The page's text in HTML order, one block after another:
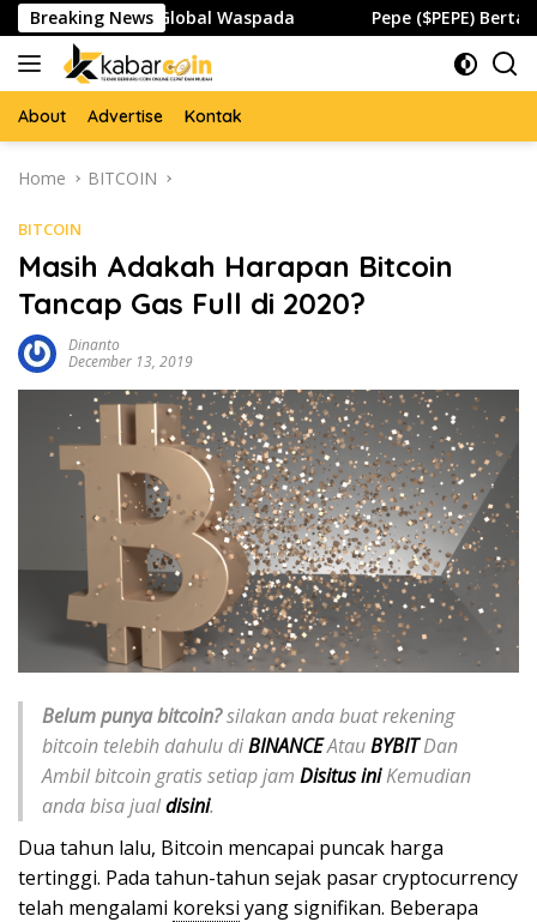
Skip
to
content
Breaking News
dan Global Waspada Pepe ($PEPE) Bertahan di
About Advertise Kontak
Home BITCOIN
BITCOIN
Masih Adakah Harapan Bitcoin
Tancap Gas Full di 2020?
Dinanto
December 13, 2019
Belum punya bitcoin?silakan anda buat rekening
bitcoin telebih dahulu diBINANCEAtauBYBITDan
Ambil bitcoin gratis setiap jam Disitus iniKemudian
anda bisa jualdisini.
Dua tahun lalu, Bitcoin mencapai puncak harga
tertinggi. Pada tahun-tahun sejak pasar cryptocurrency
telah mengalami koreksi yang signifikan. Beberapa